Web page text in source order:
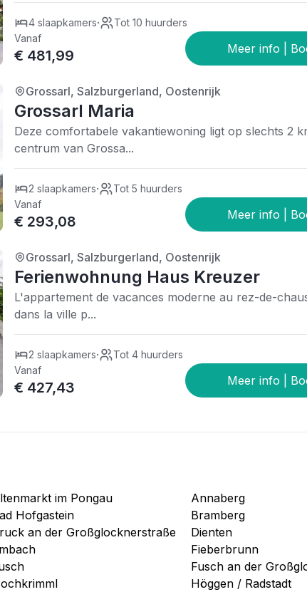
4 slaapkamers·
Tot 10 huurders
Vanaf
€ 481,99
Grossarl, Salzburgerland, Oostenrijk
Grossarl Maria
Deze comfortabele vakantiewoning ligt op slechts 2
centrum van Grossa...
2 slaapkamers·
Tot 5 huurders
Vanaf
€ 293,08
Grossarl, Salzburgerland, Oostenrijk
Ferienwohnung Haus Kreuzer
L'appartement de vacances moderne au rez-de-
dans la ville p...
2 slaapkamers·
Tot 4 huurders
Vanaf
€ 427,43
im Pongau
Annaberg
Hofgastein
Bramberg
an der Großglocknerstraße
Dienten
Fieberbrunn
Fusch an der
Höggen / Radstadt